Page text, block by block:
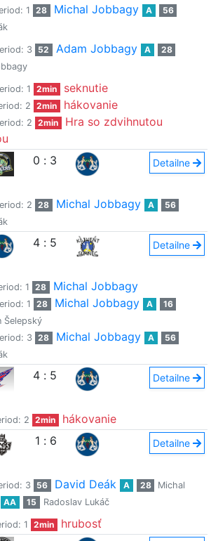
1 28 Michal Jobbagy A
56
3 52 Adam Jobbagy A
28
1 2min seknutie
2 2min hákovanie
2 2min
Hra so zdvihnutou
0 : 3 Detailne
2 28 Michal Jobbagy A
56
4 : 5 Detailne
1 28 Michal Jobbagy
1 28 Michal Jobbagy A
16
Šelepský
3 28 Michal Jobbagy A
56
4 : 5 Detailne
2 2min
hákovanie
1 : 6 Detailne
3 56 David Deák A 28
Michal
AA 15 Radoslav Lukáč
1 2min
hrubosť